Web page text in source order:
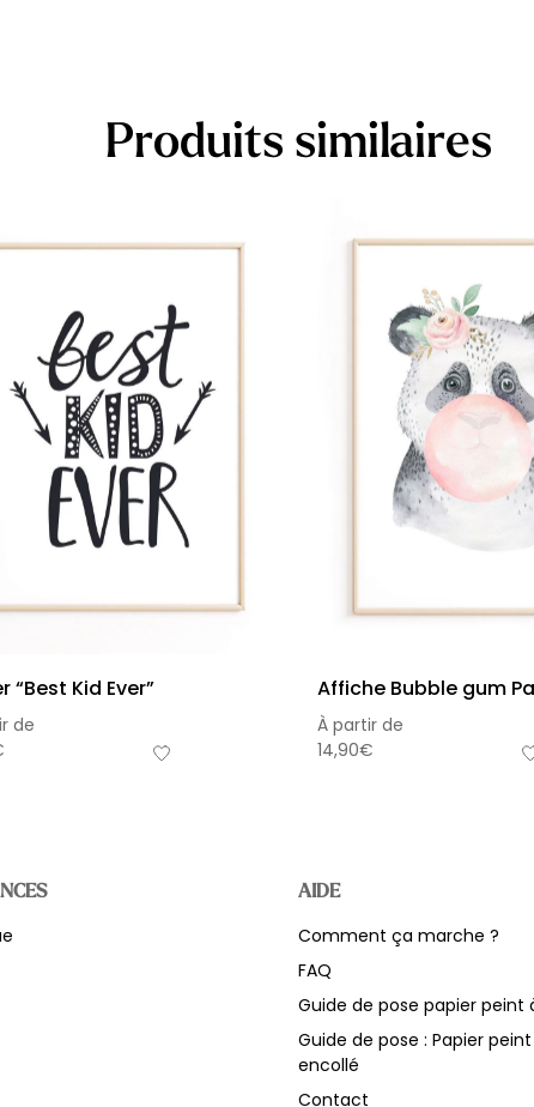
Produits similaires
“Best Kid Ever”
de
Affiche Bubble gum
À partir de
14,90€
AIDE
Comment ça marche ?
FAQ
Guide de pose papier peint
Guide de pose : Papier
encollé
Contact